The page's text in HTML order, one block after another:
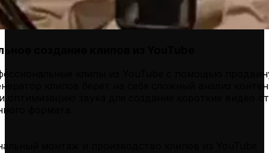
создание клипов из YouTube
клипы из YouTube с помощью
клипов берет на себя сложный анализ
звука для создания коротких видео
формата.
монтаж и производство клипов из YouTube